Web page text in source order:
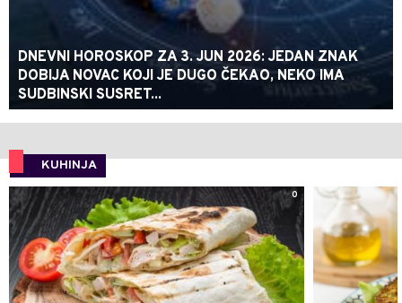
DNEVNI HOROSKOP ZA 3. JUN 2026: JEDAN ZNAK
DOBIJA NOVAC KOJI JE DUGO ČEKAO, NEKO IMA
SUDBINSKI SUSRET...
KUHINJA
0